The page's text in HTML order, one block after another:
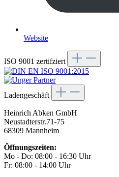
Website
ISO 9001 zertifziert
Ladengeschäft
Heinrich Abken GmbH
Neustadterstr.71-75
68309 Mannheim
Öffnungszeiten:
Mo - Do: 08:00 - 16:30 Uhr
Fr: 08:00 - 14:00 Uhr